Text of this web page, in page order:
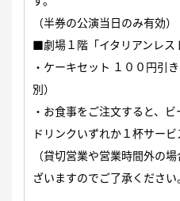
（半券の公演当日のみ有効）
■劇場１階「イタリアンレス
・ケーキセット １００円引
別）
・お食事をご注文すると、
ドリンクいずれか１杯サービ
（貸切営業や営業時間外の
ざいますのでご了承ください